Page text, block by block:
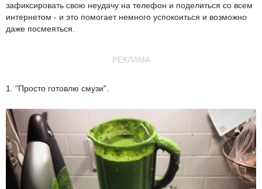
зафиксировать свою неудачу на телефон и поделиться со всем
интернетом - и это помогает немного успокоиться и возможно
даже посмеяться.
РЕКЛАМА
1. "Просто готовлю смузи".